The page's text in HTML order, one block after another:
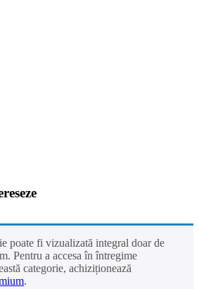
poate fi vizualizată integral doar de
Pentru a accesa în întregime
categorie, achiziționează
.